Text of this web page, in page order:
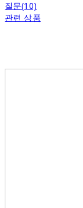
질문(10)
관련 상품